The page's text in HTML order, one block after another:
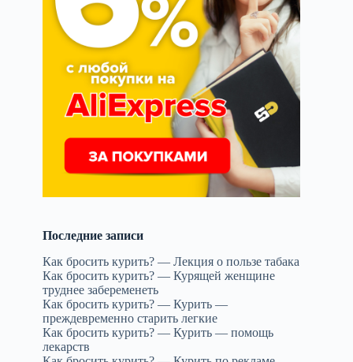
Последние записи
Как бросить курить? — Лекция о пользе табака
Как бросить курить? — Курящей женщине
труднее забеременеть
Как бросить курить? — Курить —
преждевременно старить легкие
Как бросить курить? — Курить — помощь
лекарств